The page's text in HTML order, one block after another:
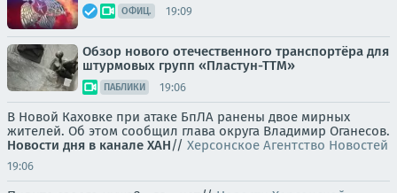
ОФИЦ. 19:09
Обзор нового отечественного транспортёра для
штурмовых групп «Пластун-ТТМ»
ПАБЛИКИ 19:06
В Новой Каховке при атаке БпЛА ранены двое мирных
жителей. Об этом сообщил глава округа Владимир Оганесов.
Новости дня в канале ХАН// Херсонское Агентство Новостей
19:06